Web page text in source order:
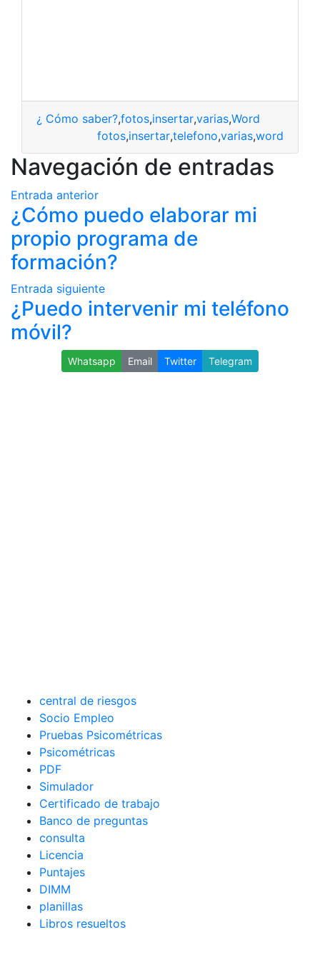
¿ Cómo saber?,fotos,insertar,varias,Word
fotos,insertar,telefono,varias,word
Navegación de entradas
Entrada anterior
¿Cómo puedo elaborar mi
propio programa de
formación?
Entrada siguiente
¿Puedo intervenir mi teléfono
móvil?
Whatsapp Email Twitter Telegram
central de riesgos
Socio Empleo
Pruebas Psicométricas
Psicométricas
PDF
Simulador
Certificado de trabajo
Banco de preguntas
consulta
Licencia
Puntajes
DIMM
planillas
Libros resueltos